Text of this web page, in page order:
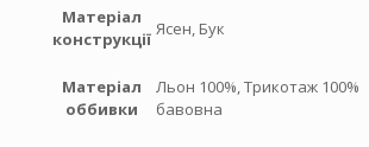
Матеріал
конструкції Ясен, Бук
Матеріал
оббивки
Льон 100%, Трикотаж 100%
бавовна